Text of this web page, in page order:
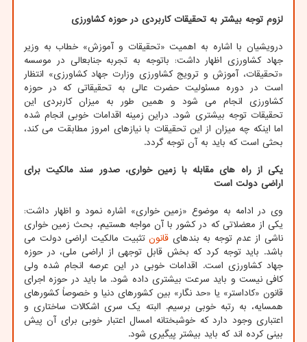
لزوم توجه بیشتر به تحقیقات کاربردی در حوزه کشاورزی
درویشیان با اشاره به اهمیت «تحقیقات و آموزش» خطاب به وزیر
جهاد کشاورزی اظهار داشت: باتوجه به تجربه جنابعالی در موسسه
«تحقیقات، آموزش و ترویج کشاورزی وزارت جهاد کشاورزی» انتظار
است در دوره مسئولیت حضرت عالی به تحقیقاتی که در حوزه
کشاورزی انجام می شود و همین طور به میزان کاربردی این
تحقیقات توجه بیشتری شود. دراین زمینه اقدامات خوبی انجام شده
اما اینکه چه میزان از این تحقیقات با نیازهای امروز مطابقت می کند،
بحثی است که باید به آن توجه گردد.
یکی از راه های مقابله با زمین خواری، صدور سند مالکیت برای
اراضی دولت است
وی در ادامه به موضوع «زمین خواری» اشاره نمود و اظهار داشت:
یکی از معضلاتی که در کشور با آن مواجه هستیم، بحث زمین خواری
ناشی از عدم توجه به بندهای قانونتثبیت مالکیت اراضی دولت می
باشد. باید توجه کرد که بخش قابل توجهی از اراضی ملی، در حوزه
جهاد کشاورزی است. اقدامات خوبی در این عرصه انجام شده ولی
کافی نیست و باید سرعت بیشتری داده شود. ما باید در حوزه اجرای
قانون «کاداستر» یا «حد نگار» بین کشورهای دنیا و خصوصاً کشورهای
همسایه، به رتبه خوبی برسیم. البته یک سری اشکالات ساختاری و
اعتباری وجود دارد که خوشبختانه امسال اعتبار خوبی برای آن پیش
بینی کرده اند که باید بیشتر پیگیری شود.